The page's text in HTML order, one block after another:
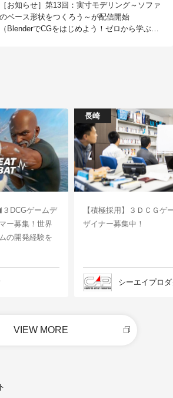
［お知らせ］第13回：実寸モデリング～ソファ
のベース形状をつくろう～が配信開始
（BlenderでCGをはじめよう！ゼロから学ぶ
DCGゲームデ
ー募集！世界
の開発経験を
長崎
【積極採用】３ＤＣＧゲ
ザイナー募集中！
シーエイプロ
VIEW MORE